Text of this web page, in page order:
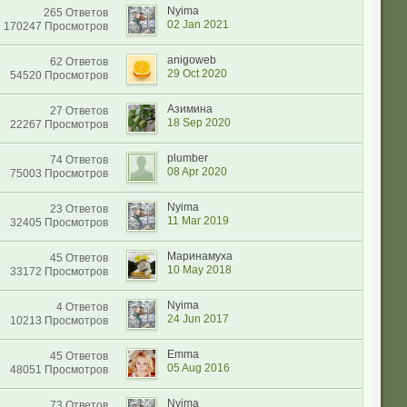
265 Ответов
170247 Просмотров
Nyima
02 Jan 2021
62 Ответов
54520 Просмотров
anigoweb
29 Oct 2020
27 Ответов
22267 Просмотров
Азимина
18 Sep 2020
74 Ответов
75003 Просмотров
plumber
08 Apr 2020
23 Ответов
32405 Просмотров
Nyima
11 Mar 2019
45 Ответов
33172 Просмотров
Маринамуха
10 May 2018
4 Ответов
10213 Просмотров
Nyima
24 Jun 2017
45 Ответов
48051 Просмотров
Emma
05 Aug 2016
Nyima